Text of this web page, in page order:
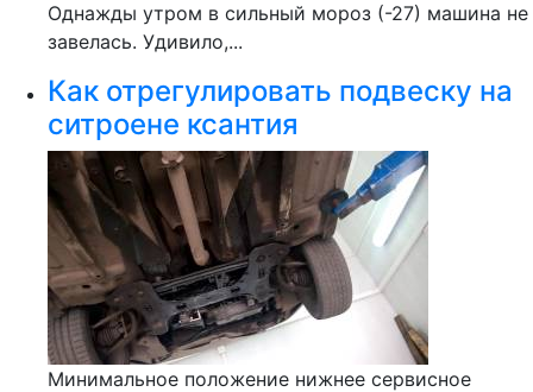
Однажды утром в сильный мороз (-27) машина не
завелась. Удивило,...
Как отрегулировать подвеску на
ситроене ксантия
Минимальное положение нижнее сервисное